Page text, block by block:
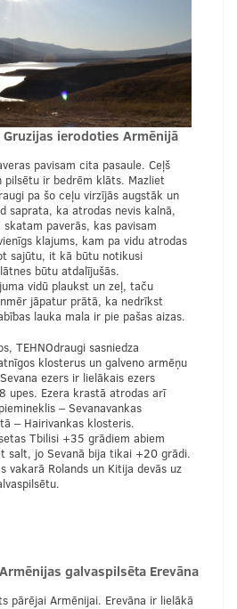
ierodoties Armēnijā
pavisam cita pasaule. Ceļš
pilsētu ir bedrēm klāts. Mazliet
pa šo ceļu virzījās augstāk un
saprata, ka atrodas nevis kalnā,
paverās, kas pavisam
klajums, kam pa vidu atrodas
sajūtu, it kā būtu notikusi
būtu atdalījušās.
vidū plaukst un zeļ, taču
jāpatur prātā, ka nedrīkst
lauka mala ir pie pašas aizas.
TEHNOdraugi sasniedza
klosterus un galveno armēņu
ezers ir lielākais ezers
upes. Ezera krastā atrodas arī
– Sevanavankas
– Hairivankas klosteris.
Tbilisi +35 grādiem abiem
salt, jo Sevanā bija tikai +20 grādi.
vakarā Rolands un Kitija devās uz
galvaspilsēta Erevāna
pārējai Armēnijai. Erevāna ir lielākā